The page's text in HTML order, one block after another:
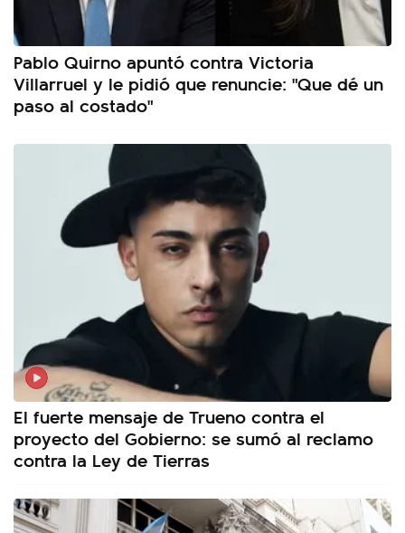
Pablo Quirno apuntó contra Victoria
Villarruel y le pidió que renuncie: "Que dé un
paso al costado"
El fuerte mensaje de Trueno contra el
proyecto del Gobierno: se sumó al reclamo
contra la Ley de Tierras